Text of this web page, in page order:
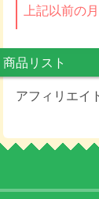
上記以前の
商品リスト
アフィリエイ